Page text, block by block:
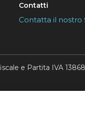
Contatti
Contatta il
e Partita IVA